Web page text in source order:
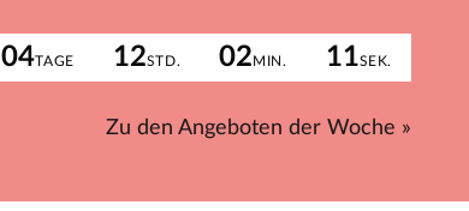
04TAGE 12STD. 02MIN. 11SEK.
Zu den Angeboten der Woche »